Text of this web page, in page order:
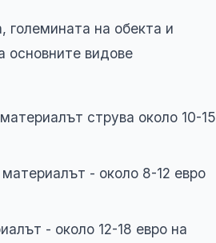
големината на обекта и
основните видове
струва около 10-15
- около 8-12 евро
- около 12-18 евро на